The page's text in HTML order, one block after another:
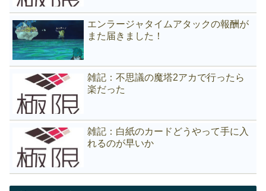
エンラージャタイムアタックの報酬が
また届きました！
雑記：不思議の魔塔2アカで行ったら
楽だった
雑記：白紙のカードどうやって手に入
れるのが早いか